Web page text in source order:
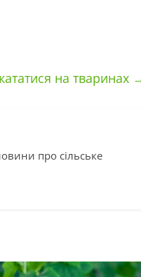
на тваринах
про сільське